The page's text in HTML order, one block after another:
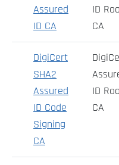
Assured
ID CA
ID
CA
DigiCert
SHA2
Assured
ID Code
Signing
CA
ID
CA